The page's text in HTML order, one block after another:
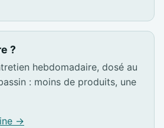
?
hebdomadaire, dosé au
: moins de produits, une
→